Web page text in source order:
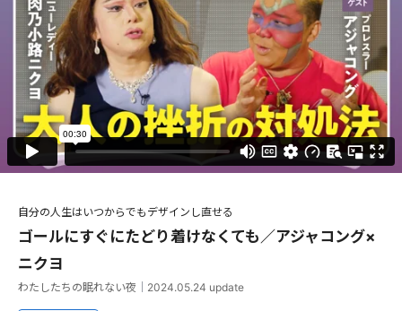
自分の人生はいつからでもデザインし直せる
ゴールにすぐにたどり着けなくても／アジャコング×
ニクヨ
わたしたちの眠れない夜 2024.05.24 update